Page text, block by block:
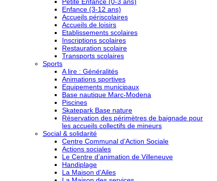
Enfance (3-12 ans)
Accueils périscolaires
Accueils de loisirs
Etablissements scolaires
Inscriptions scolaires
Restauration scolaire
Transports scolaires
Sports
A lire : Généralités
Animations sportives
Equipements municipaux
Base nautique Marc-Modena
Piscines
Skatepark Base nature
Réservation des périmètres de baignade pour
les accueils collectifs de mineurs
Social & solidarité
Centre Communal d’Action Sociale
Actions sociales
Le Centre d’animation de Villeneuve
Handiplage
La Maison d’Ailes